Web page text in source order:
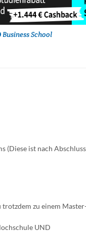
Business School
(Diese ist nach
trotzdem zu einem
UND